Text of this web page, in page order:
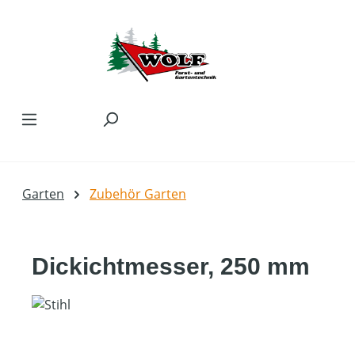
Garten Zubehör Garten
Dickichtmesser, 250 mm